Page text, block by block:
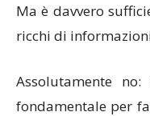
Ma è davvero
ricchi di
Assolutamente
fondamentale per